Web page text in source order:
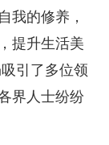
我的修养，
提升生活美
引了多位领
界人士纷纷